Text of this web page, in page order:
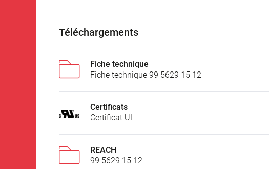
Téléchargements
Fiche technique
Fiche technique 99 5629 15 12
Certificats
Certificat UL
REACH
99 5629 15 12